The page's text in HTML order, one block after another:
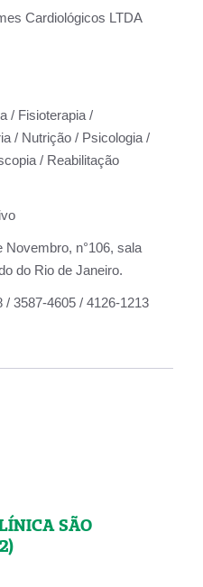
Cardiológicos LTDA
/ Fisioterapia /
/ Nutrição / Psicologia /
/ Reabilitação
Novembro, n°106, sala
do Rio de Janeiro.
/ 3587-4605 / 4126-1213
SÃO